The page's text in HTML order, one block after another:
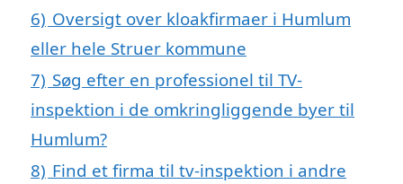
6) Oversigt over kloakfirmaer i Humlum
eller hele Struer kommune
7) Søg efter en professionel til TV-
inspektion i de omkringliggende byer til
Humlum?
8) Find et firma til tv-inspektion i andre